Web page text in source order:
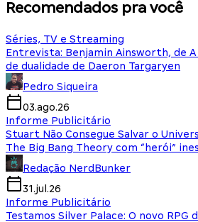
Recomendados pra você
Séries, TV e Streaming
Entrevista: Benjamin Ainsworth, de A
de dualidade de Daeron Targaryen
Pedro Siqueira
03.ago.26
Informe Publicitário
Stuart Não Consegue Salvar o
The Big Bang Theory com “herói”
Redação NerdBunker
31.jul.26
Informe Publicitário
Testamos Silver Palace: O novo RPG